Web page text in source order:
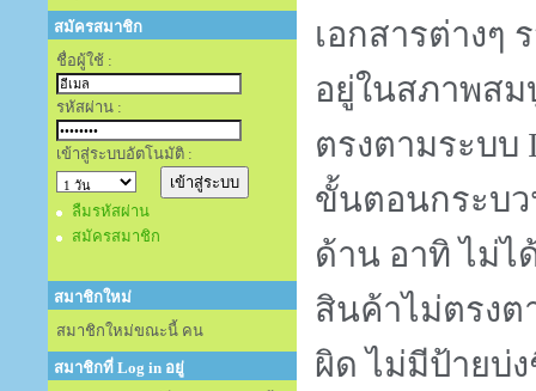
สมัครสมาชิก
ชื่อผู้ใช้ :
รหัสผ่าน :
เข้าสู่ระบบอัตโนมัติ :
ลืมรหัสผ่าน
สมัครสมาชิก
สมาชิกใหม่
สมาชิกใหม่ขณะนี้ คน
สมาชิกที่ Log in อยู่
เอกสารต่าง
อยู่ในสภาพส
ตรงตามระบบ
ขั้นตอนกระบ
ด้าน อาทิ ไม่ไ
สินค้าไม่ตรงต
ผิด ไม่มีป้ายบ่